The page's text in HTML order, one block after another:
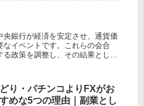
銀行が経済を安定させ、通貨価
イベントです。これらの会合
政策を調整し、その結果として
り・パチンコよりFXがお
めな5つの理由｜副業とし